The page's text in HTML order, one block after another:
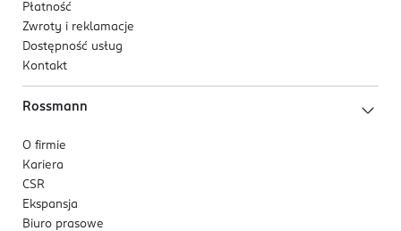
Płatność
Zwroty i reklamacje
Dostępność usług
Kontakt
Rossmann
O firmie
Kariera
CSR
Ekspansja
Biuro prasowe